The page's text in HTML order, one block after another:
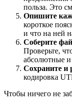
польза. Это
Опишите
короткое
и что на ней
Соберите
Проверьте,
абсолютные и
Сохраните и
кодировка
Чтобы ничего не